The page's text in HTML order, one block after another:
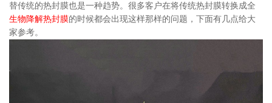
替传统的热封膜也是一种趋势。很多客户在将传统热封膜转换成全
生物降解热封膜的时候都会出现这样那样的问题，下面有几点给大
家参考。